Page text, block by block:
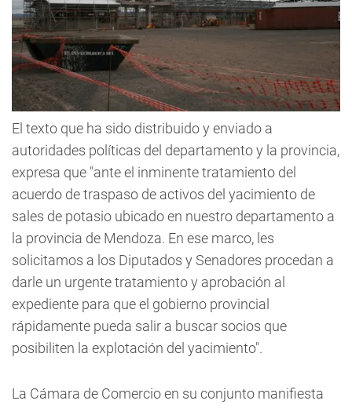
El texto que ha sido distribuido y enviado a
autoridades políticas del departamento y la provincia,
expresa que "ante el inminente tratamiento del
acuerdo de traspaso de activos del yacimiento de
sales de potasio ubicado en nuestro departamento a
la provincia de Mendoza. En ese marco, les
solicitamos a los Diputados y Senadores procedan a
darle un urgente tratamiento y aprobación al
expediente para que el gobierno provincial
rápidamente pueda salir a buscar socios que
posibiliten la explotación del yacimiento".
La Cámara de Comercio en su conjunto manifiesta